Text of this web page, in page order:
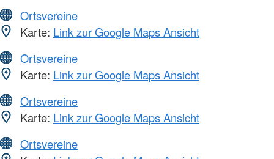
Ortsvereine
Karte: Link zur Google Maps Ansicht
Ortsvereine
Karte: Link zur Google Maps Ansicht
Ortsvereine
Karte: Link zur Google Maps Ansicht
Ortsvereine